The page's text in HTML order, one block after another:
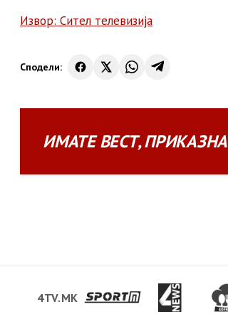
Извор: Сител телевизија
Сподели:
ИМАТЕВЕСТ,ПРИКАЗНА
4TV.MK